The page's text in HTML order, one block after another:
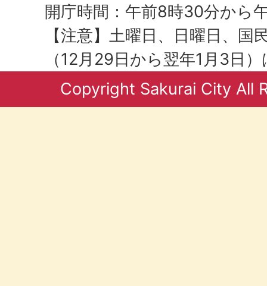
開庁時間：午前8時30分から
【注意】土曜日、日曜日、国
（12月29日から翌年1月3日
Copyright Sakurai City All